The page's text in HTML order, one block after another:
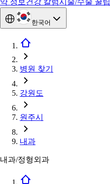
약 정보 건강 칼럼시술/수술 꿀팁
한국어
병원 찾기
강원도
원주시
내과
내과/정형외과